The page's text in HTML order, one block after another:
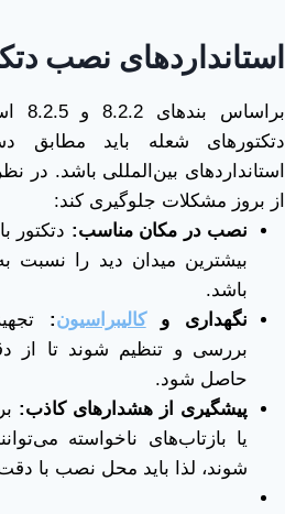
استانداردهای نصب
دتکتورهای شعله باید مطابق
استانداردهای بین‌المللی باشد. در
از بروز مشکلات جلوگیری کند:
نصب در مکان مناسب: دتکتور
بیشترین میدان دید را نسبت
باشد.
نگهداری وکالیبراسیون:
بررسی و تنظیم شوند تا از
حاصل شود.
پیشگیری از هشدارهای کاذب:
یا بازتاب‌های ناخواسته
شوند، لذا باید محل نصب با